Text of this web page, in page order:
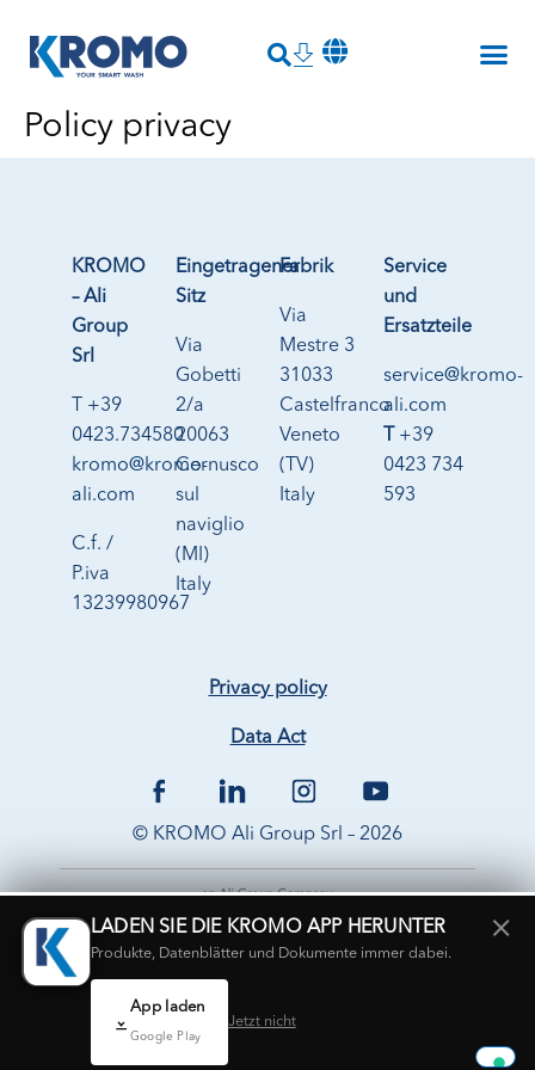
Policy privacy
KROMO
– Ali
Group
Srl
T +39
0423.734580
kromo@kromo-
ali.com
C.f. /
P.iva
13239980967
Eingetragener
Sitz
Via
Gobetti
2/a
20063
Cernusco
sul
naviglio
(MI)
Italy
Fabrik
Via
Mestre 3
31033
Castelfranco
Veneto
(TV)
Italy
Service
und
Ersatzteile
service@kromo-
ali.com
T +39
0423 734
593
Privacy policy
Data Act
© KROMO Ali Group Srl – 2026
LADEN SIE DIE KROMO APP HERUNTER
Produkte, Datenblätter und Dokumente immer dabei.
App laden
Google Play
Jetzt nicht
×